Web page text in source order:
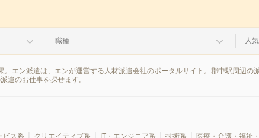
職種 人
エン派遣は、エンが運営する人材派遣会社のポータルサイト。郡中駅周辺の
遣のお仕事を探せます。
ビス系 クリエイティブ系 IT・エンジニア系 技術系 医療・介護・福祉